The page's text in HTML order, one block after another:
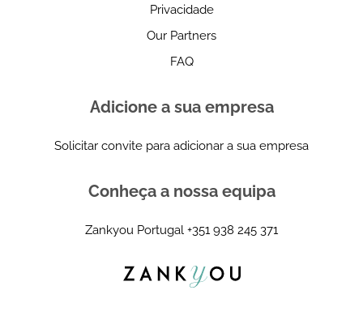
Privacidade
Our Partners
FAQ
Adicione a sua empresa
Solicitar convite para adicionar a sua empresa
Conheça a nossa equipa
Zankyou Portugal +351 938 245 371